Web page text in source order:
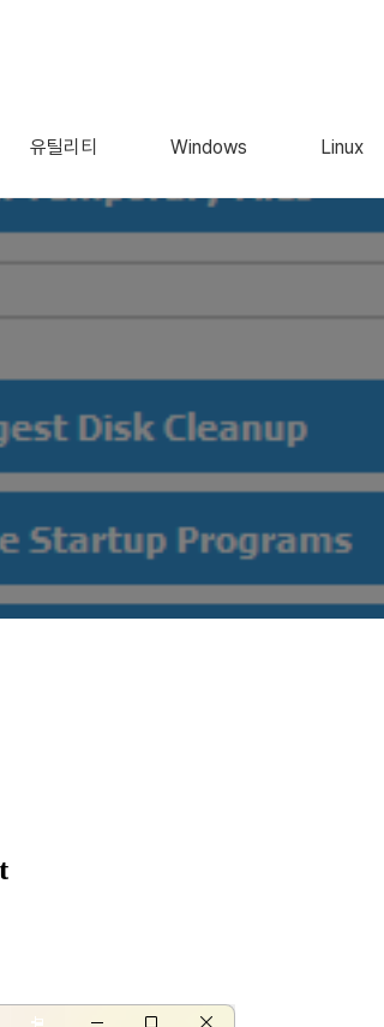
유틸리티 Windows Linux